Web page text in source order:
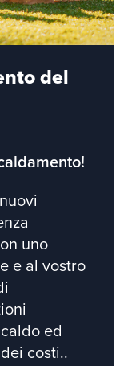
del
uno
e al vostro
ed
costi..